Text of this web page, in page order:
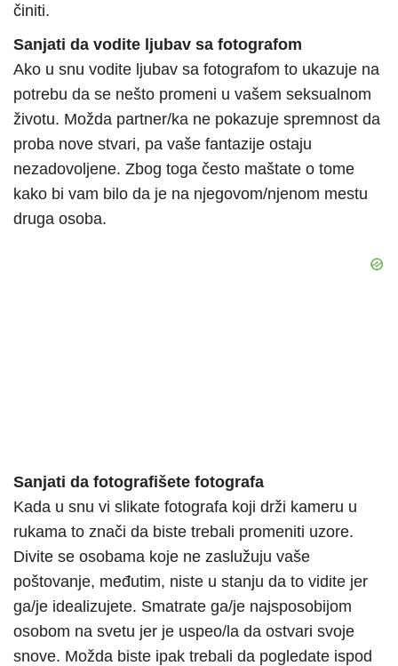
činiti.
Sanjati da vodite ljubav sa fotografom
Ako u snu vodite ljubav sa fotografom to ukazuje na
potrebu da se nešto promeni u vašem seksualnom
životu. Možda partner/ka ne pokazuje spremnost da
proba nove stvari, pa vaše fantazije ostaju
nezadovoljene. Zbog toga često maštate o tome
kako bi vam bilo da je na njegovom/njenom mestu
druga osoba.
Sanjati da fotografišete fotografa
Kada u snu vi slikate fotografa koji drži kameru u
rukama to znači da biste trebali promeniti uzore.
Divite se osobama koje ne zaslužuju vaše
poštovanje, međutim, niste u stanju da to vidite jer
ga/je idealizujete. Smatrate ga/je najsposobijom
osobom na svetu jer je uspeo/la da ostvari svoje
snove. Možda biste ipak trebali da pogledate ispod